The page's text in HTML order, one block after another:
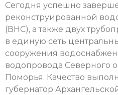
Сегодня успешно
реконструированной
(ВНС), а также двух
в единую сеть
сооружения
водопровода Северного
Поморья. Качество
губернатор